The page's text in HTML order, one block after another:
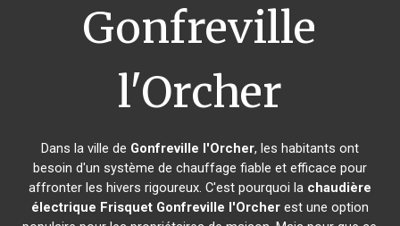
Gonfreville
l'Orcher
Dans la ville de Gonfreville l'Orcher, les habitants ont
besoin d'un système de chauffage fiable et efficace pour
affronter les hivers rigoureux. C'est pourquoi la chaudière
électrique Frisquet Gonfreville l'Orcherest une option